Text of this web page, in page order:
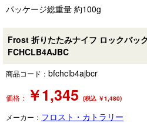
パッケージ総重量 約100g
Frost 折りたたみナイフ ロックバッ
FCHCLB4AJBC
商品コード： bfchclb4ajbcr
価格： ￥1,345 (税込 ￥1,480)
メーカー： フロスト・カトラリー